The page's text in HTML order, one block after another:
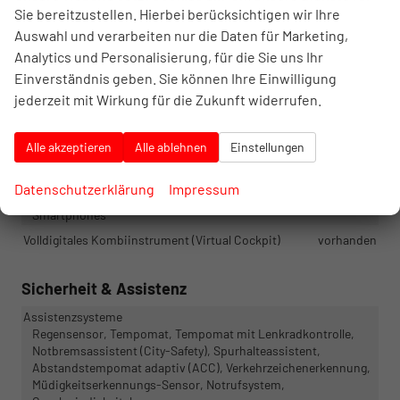
Infotainment & Kommunikation
Assistenzsysteme
Sprachsteuerung
Audioanlage
Schnittstelle USB, Android Auto, Apple CarPlay
Bordcomputer
Navigationssystem
Navigation, Navigation per Audio
Freisprecheinrichtung, Bluetooth, Induktionsladen für
Smartphones
Volldigitales Kombiinstrument (Virtual Cockpit)
vorhanden
Sicherheit & Assistenz
Assistenzsysteme
Regensensor, Tempomat, Tempomat mit Lenkradkontrolle,
Notbremsassistent (City-Safety), Spurhalteassistent,
Abstandstempomat adaptiv (ACC), Verkehrzeichenerkennung,
Müdigkeitserkennungs-Sensor, Notrufsystem,
Sie bereitzustellen. Hierbei berücksichtigen wir Ihre
Auswahl und verarbeiten nur die Daten für Marketing,
Analytics und Personalisierung, für die Sie uns Ihr
Einverständnis geben. Sie können Ihre Einwilligung
jederzeit mit Wirkung für die Zukunft widerrufen.
Alle akzeptieren Alle ablehnen Einstellungen
Datenschutzerklärung Impressum